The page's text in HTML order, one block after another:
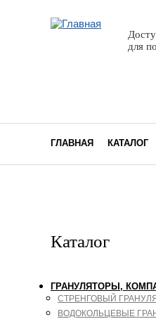
для
ГЛАВНАЯ КАТАЛОГ
Каталог
ГРАНУЛЯТОРЫ,
СТРЕНГОВЫЙ
ВОДОКОЛЬЦЕВЫЕ